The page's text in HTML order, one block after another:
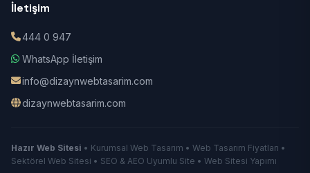
İletişim
444 0 947
WhatsApp İletişim
info@dizaynwebtasarim.com
dizaynwebtasarim.com
Hazır Web Sitesi • Kurumsal Web Tasarım • Web Tasarım Fiyatları •
Sektörel Web Sitesi • SEO & AEO Uyumlu Site • Web Sitesi Yapımı